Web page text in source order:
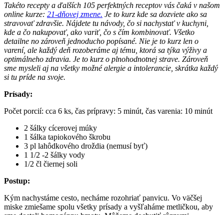
Takéto recepty a ďalších 105 perfektných receptov vás čaká v našom
online kurze: 21-dňovej zmene. Je to kurz kde sa dozviete ako sa
stravovať zdravšie. Nájdete tu návody, čo si nachystať v kuchyni,
kde a čo nakupovať, ako variť, čo s čím kombinovať. Všetko
detailne no zároveň jednoducho popísané. Nie je to kurz len o
varení, ale každý deň rozoberáme aj tému, ktorá sa týka výživy a
optimálneho zdravia. Je to kurz o plnohodnotnej strave. Zároveň
sme mysleli aj na všetky možné alergie a intolerancie, skrátka každý
si tu príde na svoje.
Prísady:
Počet porcií: cca 6 ks, čas prípravy: 5 minút, čas varenia: 10 minút
2 šálky cícerovej múky
1 šálka tapiokového škrobu
3 pl lahôdkového droždia (nemusí byť)
1 1/2 -2 šálky vody
1/2 čl čiernej soli
Postup:
Kým nachystáme cesto, necháme rozohriať panvicu. Vo väčšej
miske zmiešame spolu všetky prísady a vyšľaháme metličkou, aby